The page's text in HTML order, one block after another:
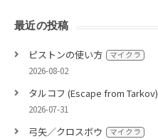
最近の投稿
ピストンの使い方 マイクラ
2026-08-02
タルコフ (Escape from Tarkov)
2026-07-31
弓矢／クロスボウ マイクラ